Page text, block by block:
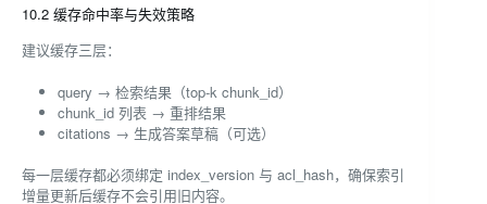
10.2 缓存命中率与失效策略
建议缓存三层：
query → 检索结果（top-k chunk_id）
chunk_id 列表 → 重排结果
citations → 生成答案草稿（可选）
每一层缓存都必须绑定 index_version 与 acl_hash，确保索引
增量更新后缓存不会引用旧内容。